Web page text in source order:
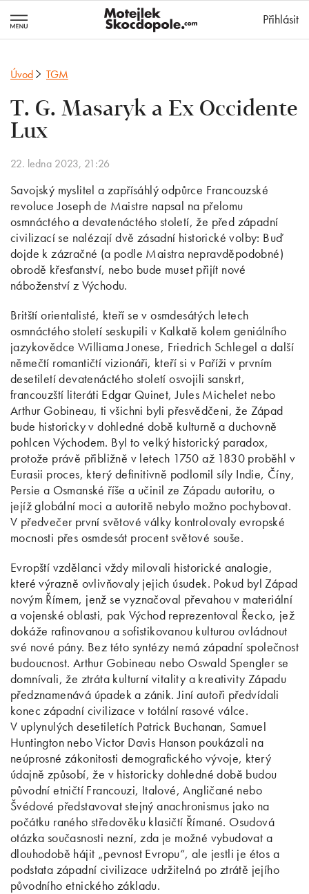
Přihlásit
Úvod TGM
T. G. Masaryk a Ex Occidente
Lux
22. ledna 2023, 21:26
Savojský myslitel a zapřísáhlý odpůrce Francouzské
revoluce Joseph de Maistre napsal na přelomu
osmnáctého a devatenáctého století, že před západní
civilizací se nalézají dvě zásadní historické volby: Buď
dojde k zázračné (a podle Maistra nepravděpodobné)
obrodě křesťanství, nebo bude muset přijít nové
náboženství z Východu.
Britští orientalisté, kteří se v osmdesátých letech
osmnáctého století seskupili v Kalkatě kolem geniálního
jazykovědce Williama Jonese, Friedrich Schlegel a další
němečtí romantičtí vizionáři, kteří si v Paříži v prvním
desetiletí devatenáctého století osvojili sanskrt,
francouzští literáti Edgar Quinet, Jules Michelet nebo
Arthur Gobineau, ti všichni byli přesvědčeni, že Západ
bude historicky v dohledné době kulturně a duchovně
pohlcen Východem. Byl to velký historický paradox,
protože právě přibližně v letech 1750 až 1830 proběhl v
Eurasii proces, který definitivně podlomil síly Indie, Číny,
Persie a Osmanské říše a učinil ze Západu autoritu, o
jejíž globální moci a autoritě nebylo možno pochybovat.
V předvečer první světové války kontrolovaly evropské
mocnosti přes osmdesát procent světové souše.
Evropští vzdělanci vždy milovali historické analogie,
které výrazně ovlivňovaly jejich úsudek. Pokud byl Západ
novým Římem, jenž se vyznačoval převahou v materiální
a vojenské oblasti, pak Východ reprezentoval Řecko, jež
dokáže rafinovanou a sofistikovanou kulturou ovládnout
své nové pány. Bez této syntézy nemá západní společnost
budoucnost. Arthur Gobineau nebo Oswald Spengler se
domnívali, že ztráta kulturní vitality a kreativity Západu
předznamenává úpadek a zánik. Jiní autoři předvídali
konec západní civilizace v totální rasové válce.
V uplynulých desetiletích Patrick Buchanan, Samuel
Huntington nebo Victor Davis Hanson poukázali na
neúprosné zákonitosti demografického vývoje, který
údajně způsobí, že v historicky dohledné době budou
původní etničtí Francouzi, Italové, Angličané nebo
Švédové představovat stejný anachronismus jako na
počátku raného středověku klasičtí Římané. Osudová
otázka současnosti nezní, zda je možné vybudovat a
dlouhodobě hájit „pevnost Evropu“, ale jestli je étos a
podstata západní civilizace udržitelná po ztrátě jejího
původního etnického základu.